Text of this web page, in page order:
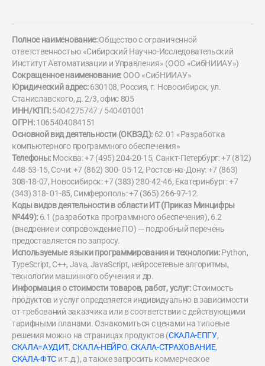
Полное наименование:Общество с ограниченной
ответственностью «Сибирский Научно-Исследовательский
Институт Автоматизации и Управления» (ООО «СибНИИАУ»)
Сокращенное наименование: ООО «СибНИИАУ»
Юридический адрес:630108, Россия, г. Новосибирск, ул.
Станиславского, д. 2/3, офис 805
ИНН/КПП:5404275747 / 540401001
ОГРН:1065404084151
Основной вид деятельности (ОКВЭД): 62.01 «Разработка
компьютерного программного обеспечения»
Телефоны: Москва: +7 (495) 204-20-15, Санкт-Петербург: +7 (812)
448-53-15, Сочи: +7 (862) 300- 05-12, Ростов-на-Дону: +7 (863)
308-18-07, Новосибирск: +7 (383) 280-42-46, Екатеринбург: +7
(343) 318- 01-85, Симферополь: +7 (365) 266-97-12.
Коды видов деятельности в области ИТ (Приказ Минцифры
№449): 6.1 (разработка программного обеспечения), 6.2
(внедрение и сопровождение ПО) — подробный перечень
предоставляется по запросу.
Используемые языки программирования и технологии:Python,
TypeScript, C++, Java, JavaScript, нейросетевые алгоритмы,
технологии машинного обучения и др.
Информация о стоимости товаров, работ, услуг:Стоимость
продуктов и услуг определяется индивидуально в зависимости
от требований заказчика или в соответствии с действующими
тарифными планами. Ознакомиться с ценами на типовые
решения можно на страницах продуктов (СКАЛА-ЕПГУ,
СКАЛА=АУДИТ, СКАЛА-НЕЙРО, СКАЛА-СТРАХОВАНИЕ,
СКАЛА-ФТС и т.д.), а также запросить коммерческое